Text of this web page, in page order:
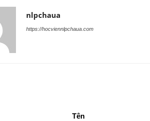
nlpchaua
https://hocviennlpchaua.com
Tên